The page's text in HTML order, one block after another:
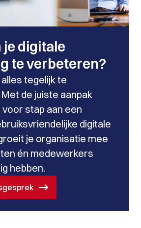
je digitale
te verbeteren?
tegelijk te
de juiste aanpak
stap aan een
digitale
je organisatie mee
én medewerkers
hebben.